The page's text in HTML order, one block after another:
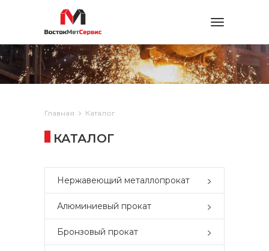
Toggle
Главная Каталог
КАТАЛОГ
Нержавеющий металлопрокат
Алюминиевый прокат
Бронзовый прокат